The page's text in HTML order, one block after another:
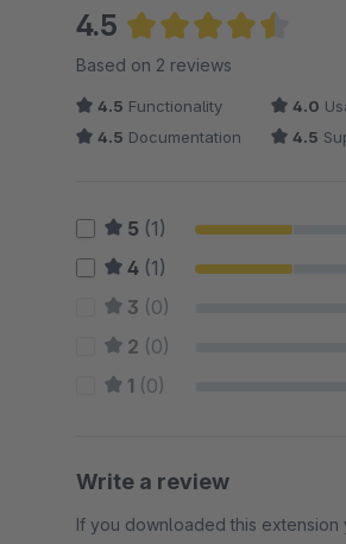
4.5
Average rating of 4.5 out
Based on 2 reviews
4.5 Functionality 4.0
4.5 Documentation 4.5
5 (1)
4 (1)
3 (0)
2 (0)
1 (0)
Write a review
If you downloaded this extension